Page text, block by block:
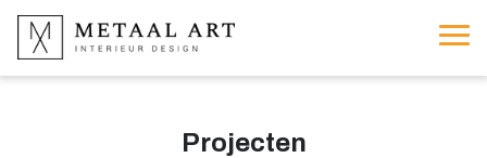
Projecten